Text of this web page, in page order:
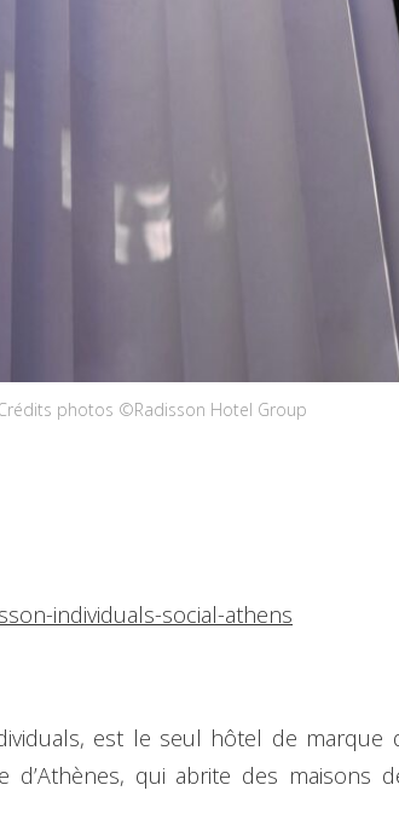
photos ©Radisson Hotel Group
individuals-social-athens
est le seul hôtel de
qui abrite des maisons